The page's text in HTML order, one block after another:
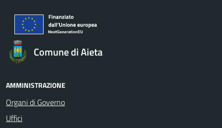
Comune di Aieta
AMMINISTRAZIONE
Organi di Governo
Uffici